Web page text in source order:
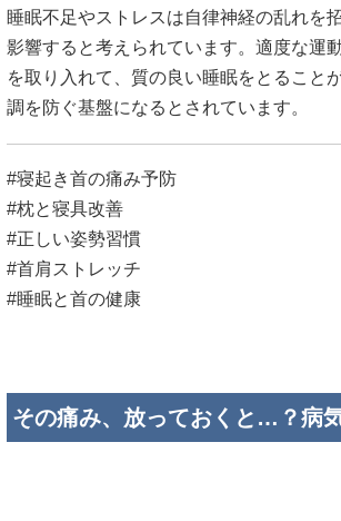
睡眠不足やストレスは自律神経の乱れを
影響すると考えられています。適度な運
を取り入れて、質の良い睡眠をとること
調を防ぐ基盤になるとされています。
#寝起き首の痛み予防
#枕と寝具改善
#正しい姿勢習慣
#首肩ストレッチ
#睡眠と首の健康
その痛み、放っておくと…？病